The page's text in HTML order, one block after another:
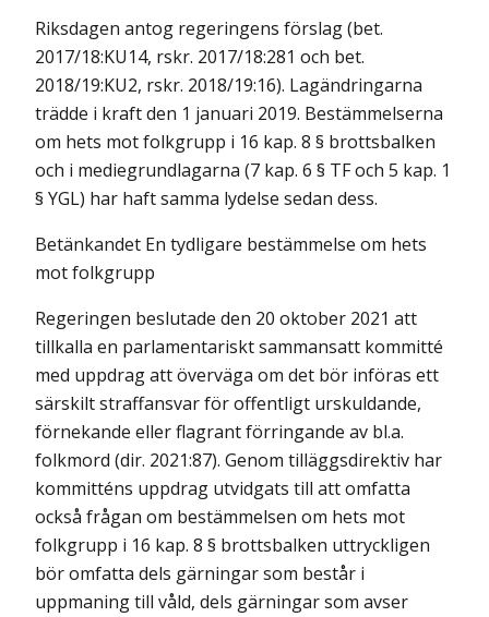
Riksdagen antog regeringens förslag (bet.
2017/18:KU14, rskr. 2017/18:281 och bet.
2018/19:KU2, rskr. 2018/19:16). Lagändringarna
trädde i kraft den 1 januari 2019. Bestämmelserna
om hets mot folkgrupp i 16 kap. 8 § brottsbalken
och i mediegrundlagarna (7 kap. 6 § TF och 5 kap. 1
§ YGL) har haft samma lydelse sedan dess.
Betänkandet En tydligare bestämmelse om hets
mot folkgrupp
Regeringen beslutade den 20 oktober 2021 att
tillkalla en parlamentariskt sammansatt kommitté
med uppdrag att överväga om det bör införas ett
särskilt straffansvar för offentligt urskuldande,
förnekande eller flagrant förringande av bl.a.
folkmord (dir. 2021:87). Genom tilläggsdirektiv har
kommitténs uppdrag utvidgats till att omfatta
också frågan om bestämmelsen om hets mot
folkgrupp i 16 kap. 8 § brottsbalken uttryckligen
bör omfatta dels gärningar som består i
uppmaning till våld, dels gärningar som avser